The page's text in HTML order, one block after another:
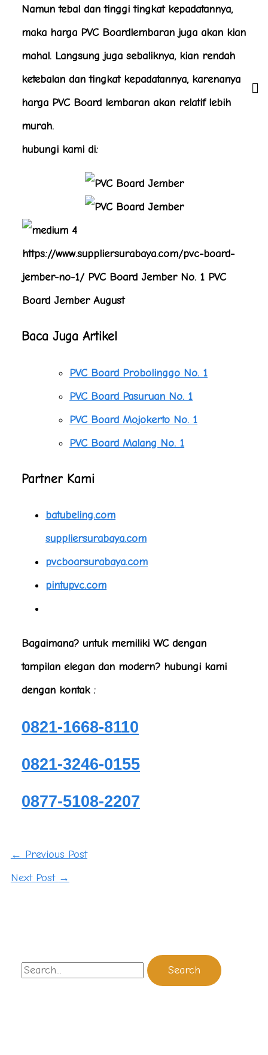
Namun tebal dan tinggi tingkat kepadatannya,
maka harga PVC Boardlembaran juga akan kian
mahal. Langsung juga sebaliknya, kian rendah
ketebalan dan tingkat kepadatannya, karenanya
harga PVC Board lembaran akan relatif lebih
murah.
hubungi kami di:
Baca Juga Artikel
PVC Board Probolinggo No. 1
PVC Board Pasuruan No. 1
PVC Board Mojokerto No. 1
PVC Board Malang No. 1
Partner Kami
batubeling.com
suppliersurabaya.com
pvcboarsurabaya.com
pintupvc.com
Bagaimana? untuk memiliki WC dengan
tampilan elegan dan modern? hubungi kami
dengan kontak :
0821-1668-8110
0821-3246-0155
0877-5108-2207
← Previous Post
Next Post →